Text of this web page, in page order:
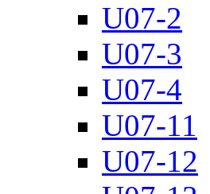
U07-2
U07-3
U07-4
U07-11
U07-12